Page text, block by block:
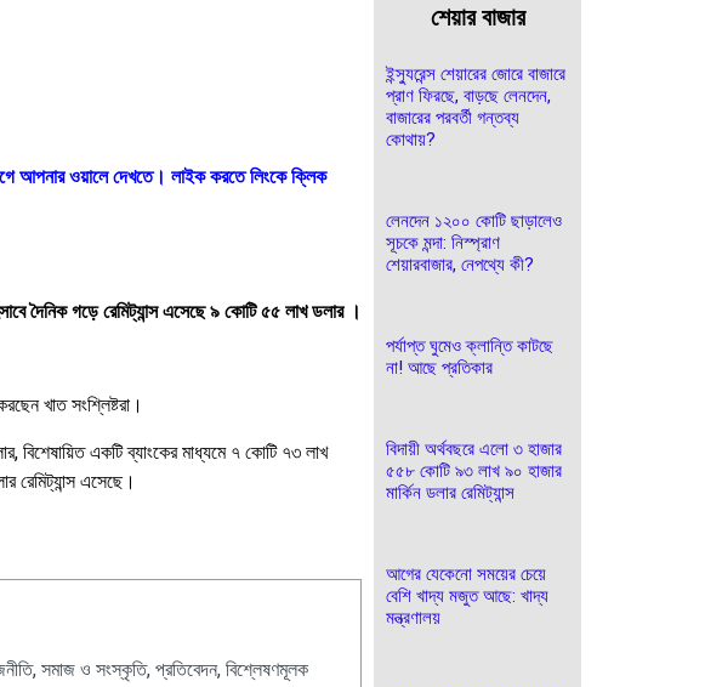
আপনার ওয়ালে দেখতে। লাইক করতে লিংকে ক্লিক
দৈনিক গড়ে রেমিট্যান্স এসেছে ৯ কোটি ৫৫ লাখ ডলার ।
খাত সংশ্লিষ্টরা।
বিশেষায়িত একটি ব্যাংকের মাধ্যমে ৭ কোটি ৭৩ লাখ
রেমিট্যান্স এসেছে।
সমাজ ও সংস্কৃতি, প্রতিবেদন, বিশ্লেষণমূলক
শেয়ার বাজার
ইন্স্যুরেন্স শেয়ারের জোরে বাজারে
প্রাণ ফিরছে, বাড়ছে লেনদেন,
বাজারের পরবর্তী গন্তব্য
কোথায়?
লেনদেন ১২০০ কোটি ছাড়ালেও
সূচকে মন্দা: নিস্প্রাণ
শেয়ারবাজার, নেপথ্যে কী?
পর্যাপ্ত ঘুমেও ক্লান্তি কাটছে
না! আছে প্রতিকার
বিদায়ী অর্থবছরে এলো ৩ হাজার
৫৫৮ কোটি ৯৩ লাখ ৯০ হাজার
মার্কিন ডলার রেমিট্যান্স
আগের যেকেনো সময়ের চেয়ে
বেশি খাদ্য মজুত আছে: খাদ্য
মন্ত্রণালয়